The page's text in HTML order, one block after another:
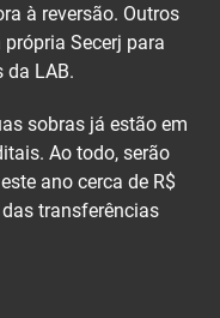
à reversão. Outros
Secerj para
da LAB.
sobras já estão em
Ao todo, serão
ano cerca de R$
transferências